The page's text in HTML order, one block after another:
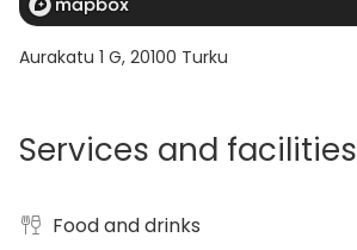
Aurakatu 1 G, 20100 Turku
Services and facilities
Food and drinks